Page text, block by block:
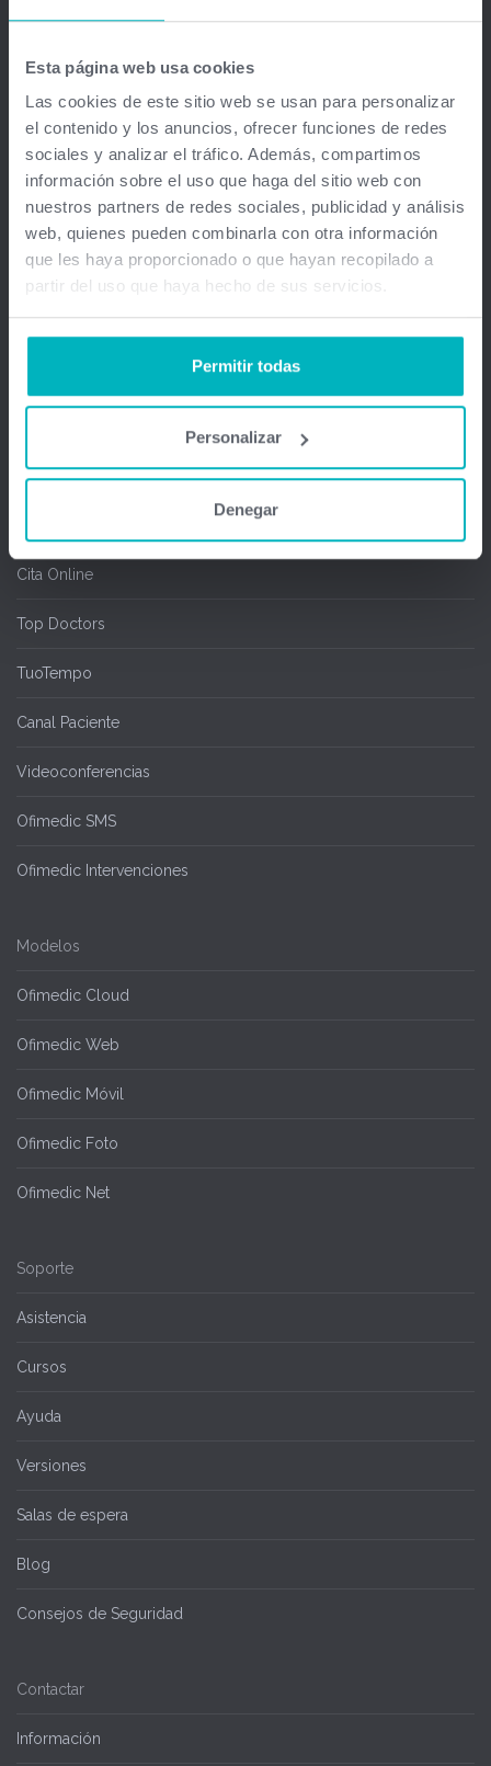
Esta página web usa cookies
Las cookies de este sitio web se usan para personalizar
el contenido y los anuncios, ofrecer funciones de redes
sociales y analizar el tráfico. Además, compartimos
información sobre el uso que haga del sitio web con
nuestros partners de redes sociales, publicidad y análisis
web, quienes pueden combinarla con otra información
que les haya proporcionado o que hayan recopilado a
partir del uso que haya hecho de sus servicios.
Permitir todas
Personalizar
Denegar
Empresa
Aviso legal
Soluciones
Gestión médica total
SEOGA
Cita Online
Top Doctors
TuoTempo
Canal Paciente
Videoconferencias
Ofimedic SMS
Ofimedic Intervenciones
Modelos
Ofimedic Cloud
Ofimedic Web
Ofimedic Móvil
Ofimedic Foto
Ofimedic Net
Soporte
Asistencia
Cursos
Ayuda
Versiones
Salas de espera
Blog
Consejos de Seguridad
Contactar
Información